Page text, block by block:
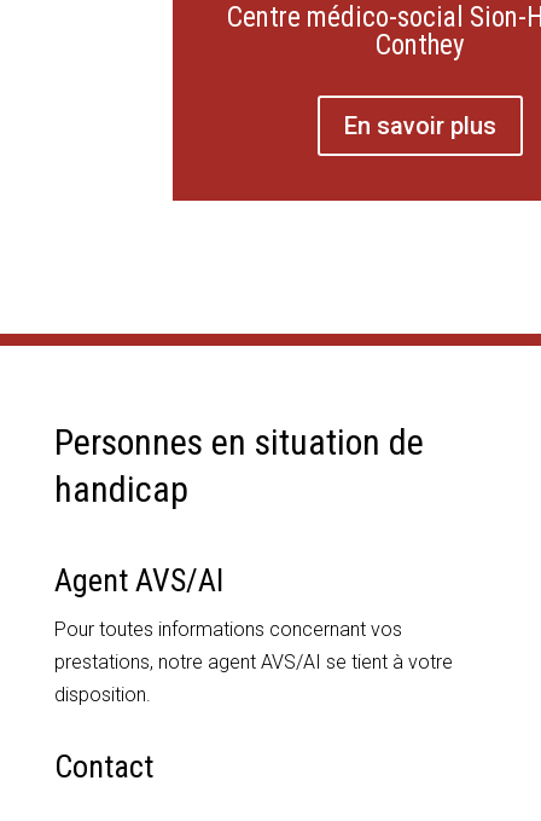
Centre médico-social Sion-
Conthey
En savoir plus
Personnes en situation de
handicap
Agent AVS/AI
Pour toutes informations concernant vos
prestations, notre agent AVS/AI se tient à votre
disposition.
Contact